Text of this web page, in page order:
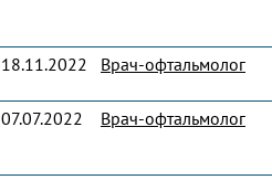
18.11.2022 Врач-офтальмолог
07.07.2022 Врач-офтальмолог